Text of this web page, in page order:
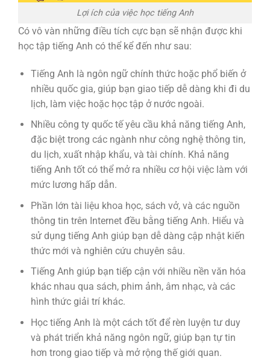
Lợi ích của việc học tiếng Anh
Có vô vàn những điều tích cực bạn sẽ nhận được khi
học tập tiếng Anh có thể kể đến như sau:
Tiếng Anh là ngôn ngữ chính thức hoặc phổ biến ở
nhiều quốc gia, giúp bạn giao tiếp dễ dàng khi đi du
lịch, làm việc hoặc học tập ở nước ngoài.
Nhiều công ty quốc tế yêu cầu khả năng tiếng Anh,
đặc biệt trong các ngành như công nghệ thông tin,
du lịch, xuất nhập khẩu, và tài chính. Khả năng
tiếng Anh tốt có thể mở ra nhiều cơ hội việc làm với
mức lương hấp dẫn.
Phần lớn tài liệu khoa học, sách vở, và các nguồn
thông tin trên Internet đều bằng tiếng Anh. Hiểu và
sử dụng tiếng Anh giúp bạn dễ dàng cập nhật kiến
thức mới và nghiên cứu chuyên sâu.
Tiếng Anh giúp bạn tiếp cận với nhiều nền văn hóa
khác nhau qua sách, phim ảnh, âm nhạc, và các
hình thức giải trí khác.
Học tiếng Anh là một cách tốt để rèn luyện tư duy
và phát triển khả năng ngôn ngữ, giúp bạn tự tin
hơn trong giao tiếp và mở rộng thế giới quan.